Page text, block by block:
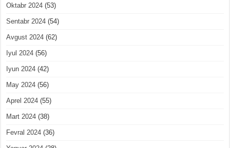
Oktabr 2024 (53)
Sentabr 2024 (54)
Avgust 2024 (62)
Iyul 2024 (56)
Iyun 2024 (42)
May 2024 (56)
Aprel 2024 (55)
Mart 2024 (38)
Fevral 2024 (36)